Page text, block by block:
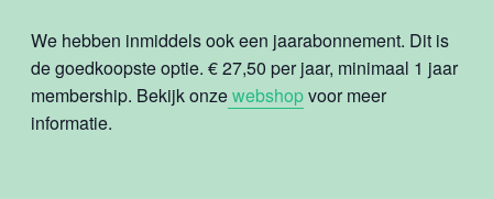
We hebben inmiddels ook een jaarabonnement. Dit is
de goedkoopste optie. € 27,50 per jaar, minimaal 1 jaar
membership. Bekijk onzewebshopvoor meer
informatie.